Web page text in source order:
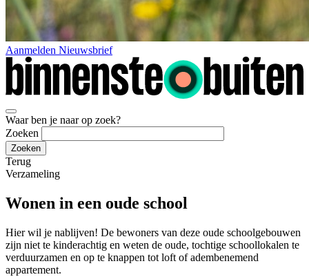
Aanmelden Nieuwsbrief
Waar ben je naar op zoek?
Zoeken
Terug
Verzameling
Wonen in een oude school
Hier wil je nablijven! De bewoners van deze oude schoolgebouwen
zijn niet te kinderachtig en weten de oude, tochtige schoollokalen te
verduurzamen en op te knappen tot loft of adembenemend
appartement.